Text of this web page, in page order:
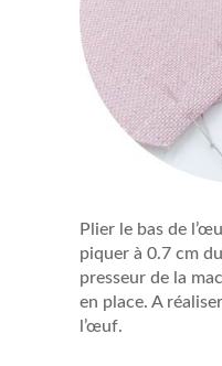
Plier le bas de
piquer à 0.7 cm
presseur de la
en place. A
l’œuf.